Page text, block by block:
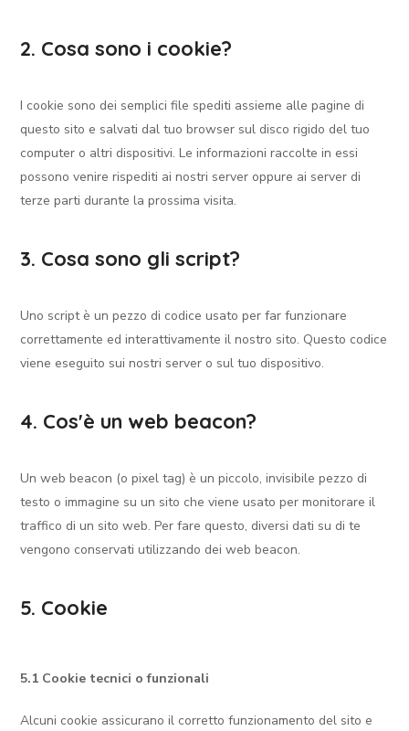
2. Cosa sono i cookie?
I cookie sono dei semplici file spediti assieme alle pagine di
questo sito e salvati dal tuo browser sul disco rigido del tuo
computer o altri dispositivi. Le informazioni raccolte in essi
possono venire rispediti ai nostri server oppure ai server di
terze parti durante la prossima visita.
3. Cosa sono gli script?
Uno script è un pezzo di codice usato per far funzionare
correttamente ed interattivamente il nostro sito. Questo codice
viene eseguito sui nostri server o sul tuo dispositivo.
4. Cos'è un web beacon?
Un web beacon (o pixel tag) è un piccolo, invisibile pezzo di
testo o immagine su un sito che viene usato per monitorare il
traffico di un sito web. Per fare questo, diversi dati su di te
vengono conservati utilizzando dei web beacon.
5. Cookie
5.1 Cookie tecnici o funzionali
Alcuni cookie assicurano il corretto funzionamento del sito e